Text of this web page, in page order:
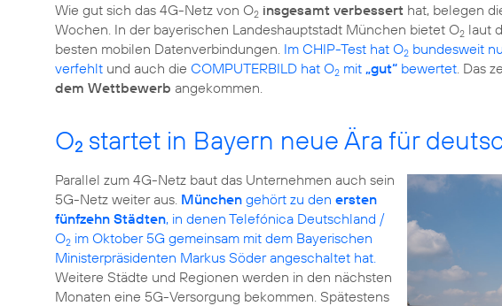
Wie gut sich das 4G-Netz von O2 insgesamt verbessert hat, belegen
Wochen. In der bayerischen Landeshauptstadt München bietet O2 laut
besten mobilen Datenverbindungen. Im CHIP-Test hat O2 bundesweit
verfehlt und auch die COMPUTERBILD hat O2 mit „gut“ bewertet. Das
dem Wettbewerb
O2 startet in Bayern neue Ära für
Parallel zum 4G-Netz baut das Unternehmen auch sein
5G-Netz weiter aus. München gehört zu den ersten
fünfzehn Städten, in denen Telefónica Deutschland /
O2 im Oktober 5G gemeinsam mit dem Bayerischen
Ministerpräsidenten Markus Söder angeschaltet hat.
Weitere Städte und Regionen werden in den nächsten
Monaten eine 5G-Versorgung bekommen. Spätestens